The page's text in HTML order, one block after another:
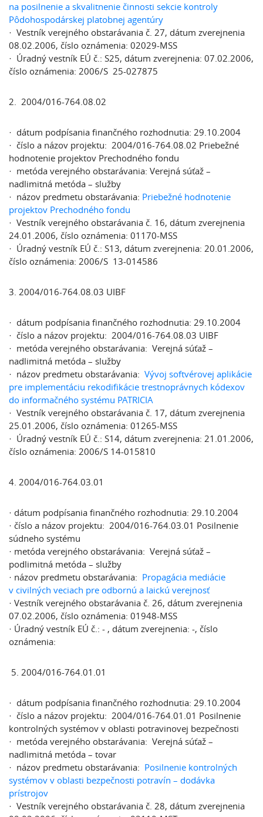
na posilnenie a skvalitnenie činnosti sekcie kontroly
Pôdohospodárskej platobnej agentúry
· Vestník verejného obstarávania č. 27, dátum zverejnenia
08.02.2006, číslo oznámenia: 02029-MSS
· Úradný vestník EÚ č.: S25, dátum zverejnenia: 07.02.2006,
číslo oznámenia: 2006/S 25-027875
2. 2004/016-764.08.02
· dátum podpísania finančného rozhodnutia: 29.10.2004
· číslo a názov projektu: 2004/016-764.08.02 Priebežné
hodnotenie projektov Prechodného fondu
· metóda verejného obstarávania: Verejná súťaž –
nadlimitná metóda – služby
· názov predmetu obstarávania: Priebežné hodnotenie
projektov Prechodného fondu
· Vestník verejného obstarávania č. 16, dátum zverejnenia
24.01.2006, číslo oznámenia: 01170-MSS
· Úradný vestník EÚ č.: S13, dátum zverejnenia: 20.01.2006,
číslo oznámenia: 2006/S 13-014586
3. 2004/016-764.08.03 UIBF
· dátum podpísania finančného rozhodnutia: 29.10.2004
· číslo a názov projektu: 2004/016-764.08.03 UIBF
· metóda verejného obstarávania: Verejná súťaž –
nadlimitná metóda – služby
· názov predmetu obstarávania: Vývoj softvérovej aplikácie
pre implementáciu rekodifikácie trestnoprávnych kódexov
do informačného systému PATRICIA
· Vestník verejného obstarávania č. 17, dátum zverejnenia
25.01.2006, číslo oznámenia: 01265-MSS
· Úradný vestník EÚ č.: S14, dátum zverejnenia: 21.01.2006,
číslo oznámenia: 2006/S 14-015810
4. 2004/016-764.03.01
· dátum podpísania finančného rozhodnutia: 29.10.2004
· číslo a názov projektu: 2004/016-764.03.01 Posilnenie
súdneho systému
· metóda verejného obstarávania: Verejná súťaž –
podlimitná metóda – služby
· názov predmetu obstarávania: Propagácia mediácie
v civilných veciach pre odbornú a laickú verejnosť
· Vestník verejného obstarávania č. 26, dátum zverejnenia
07.02.2006, číslo oznámenia: 01948-MSS
· Úradný vestník EÚ č.: - , dátum zverejnenia: -, číslo
oznámenia:
5. 2004/016-764.01.01
· dátum podpísania finančného rozhodnutia: 29.10.2004
· číslo a názov projektu: 2004/016-764.01.01 Posilnenie
kontrolných systémov v oblasti potravinovej bezpečnosti
· metóda verejného obstarávania: Verejná súťaž –
nadlimitná metóda – tovar
· názov predmetu obstarávania: Posilnenie kontrolných
systémov v oblasti bezpečnosti potravín – dodávka
prístrojov
· Vestník verejného obstarávania č. 28, dátum zverejnenia